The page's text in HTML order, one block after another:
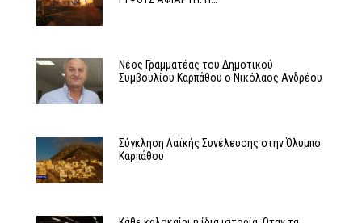
Νέος Γραμματέας του Δημοτικού
Συμβουλίου Καρπάθου ο Νικόλαος Ανδρέου
Σύγκληση Λαϊκής Συνέλευσης στην Όλυμπο
Καρπάθου